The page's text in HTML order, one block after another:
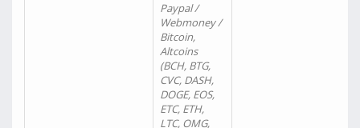
Paypal /
Webmoney /
Bitcoin,
Altcoins
(BCH, BTG,
CVC, DASH,
DOGE, EOS,
ETC, ETH,
LTC, OMG,